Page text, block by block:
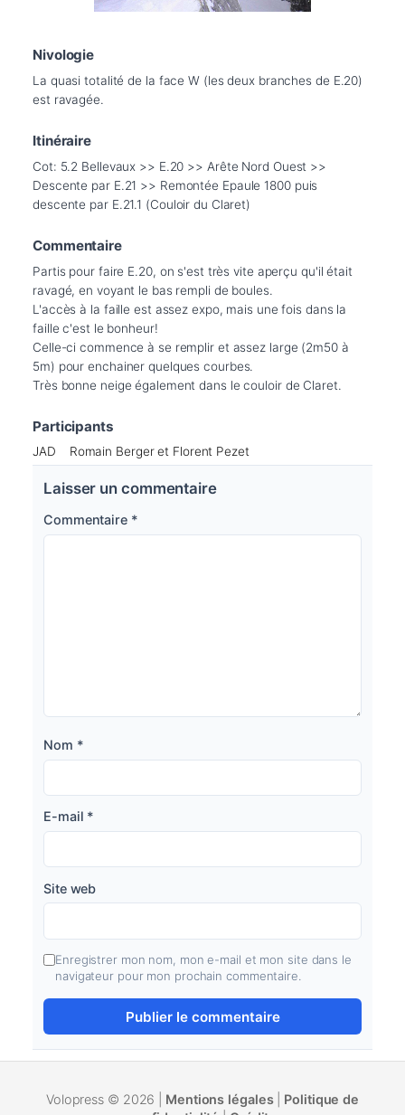
Nivologie
La quasi totalité de la face W (les deux branches de E.20)
est ravagée.
Itinéraire
Cot: 5.2 Bellevaux >> E.20 >> Arête Nord Ouest >>
Descente par E.21 >> Remontée Epaule 1800 puis
descente par E.21.1 (Couloir du Claret)
Commentaire
Partis pour faire E.20, on s'est très vite aperçu qu'il était
ravagé, en voyant le bas rempli de boules.
L'accès à la faille est assez expo, mais une fois dans la
faille c'est le bonheur!
Celle-ci commence à se remplir et assez large (2m50 à
5m) pour enchainer quelques courbes.
Très bonne neige également dans le couloir de Claret.
Participants
JAD Romain Berger et Florent Pezet
Laisser un commentaire
Commentaire *
Nom *
E-mail *
Site web
Enregistrer mon nom, mon e-mail et mon site dans le
navigateur pour mon prochain commentaire.
Volopress © 2026 | Mentions légales| Politique de